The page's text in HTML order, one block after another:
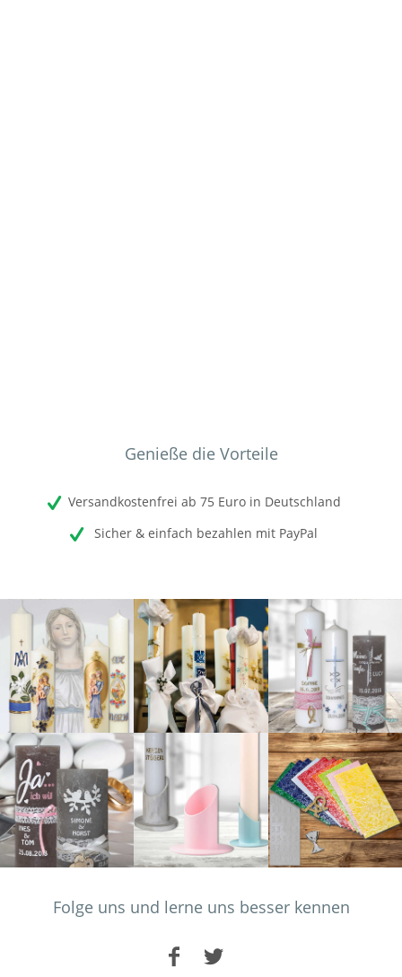
Genieße die Vorteile
Versandkostenfrei ab 75 Euro in Deutschland
Sicher & einfach bezahlen mit PayPal
Folge uns und lerne uns besser kennen